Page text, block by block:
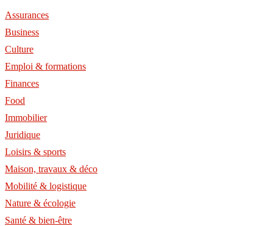
Assurances
Business
Culture
Emploi & formations
Finances
Food
Immobilier
Juridique
Loisirs & sports
Maison, travaux & déco
Mobilité & logistique
Nature & écologie
Santé & bien-être